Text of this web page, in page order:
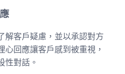
解客戶疑慮，並以承認對方
心回應讓客戶感到被重視，
性對話。